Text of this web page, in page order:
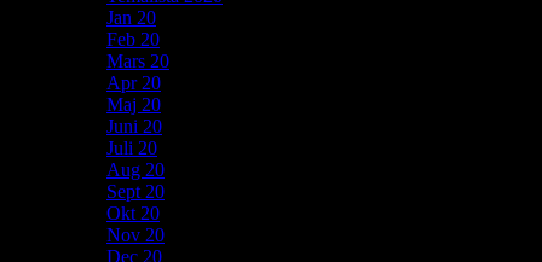
Jan 20
Feb 20
Mars 20
Apr 20
Maj 20
Juni 20
Juli 20
Aug 20
Sept 20
Okt 20
Nov 20
Dec 20